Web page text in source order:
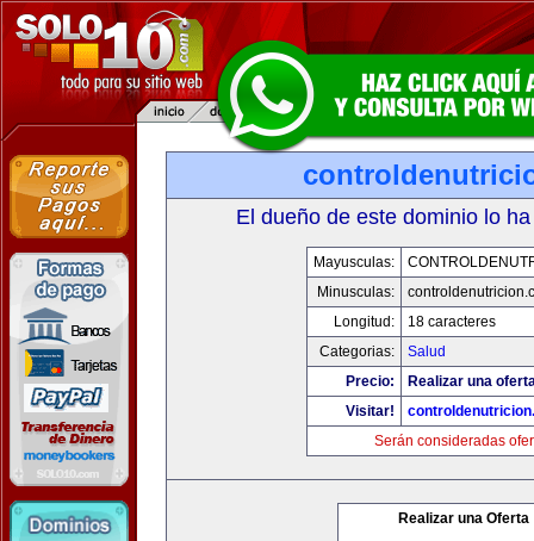
El dueño de este dominio lo
Mayusculas:
Minusculas:
Longitud:
18 caracteres
Categorias:
Salud
Precio:
Realizar una
Visitar!
Serán consideradas
Realizar una Oferta